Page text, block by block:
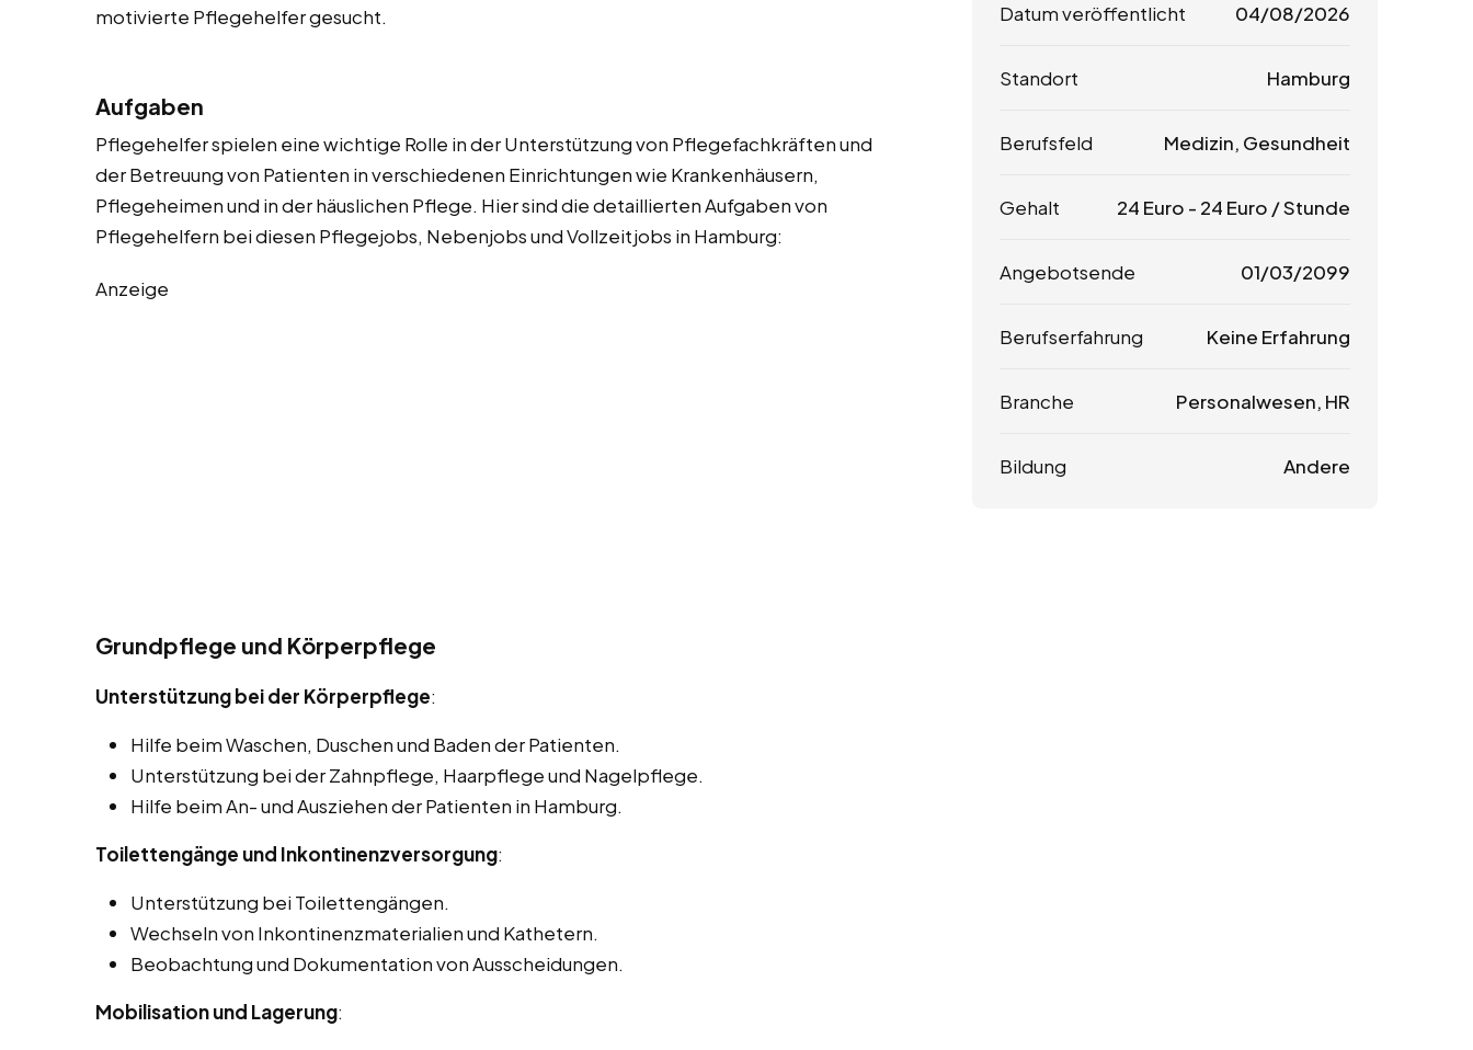
motivierte Pflegehelfer gesucht.
Aufgaben
Pflegehelfer spielen eine wichtige Rolle in der Unterstützung von Pflegefachkräften und
der Betreuung von Patienten in verschiedenen Einrichtungen wie Krankenhäusern,
Pflegeheimen und in der häuslichen Pflege. Hier sind die detaillierten Aufgaben von
Pflegehelfern bei diesen Pflegejobs, Nebenjobs und Vollzeitjobs in Hamburg:
Anzeige
Grundpflege und Körperpflege
Unterstützung bei der Körperpflege:
Hilfe beim Waschen, Duschen und Baden der Patienten.
Unterstützung bei der Zahnpflege, Haarpflege und Nagelpflege.
Hilfe beim An- und Ausziehen der Patienten in Hamburg.
Toilettengänge und Inkontinenzversorgung:
Unterstützung bei Toilettengängen.
Wechseln von Inkontinenzmaterialien und Kathetern.
Beobachtung und Dokumentation von Ausscheidungen.
Mobilisation und Lagerung:
Datum veröffentlicht 04/08/2026
Standort Hamburg
Berufsfeld Medizin, Gesundheit
Gehalt 24 Euro - 24 Euro / Stunde
Angebotsende 01/03/2099
Berufserfahrung Keine Erfahrung
Branche Personalwesen, HR
Bildung Andere